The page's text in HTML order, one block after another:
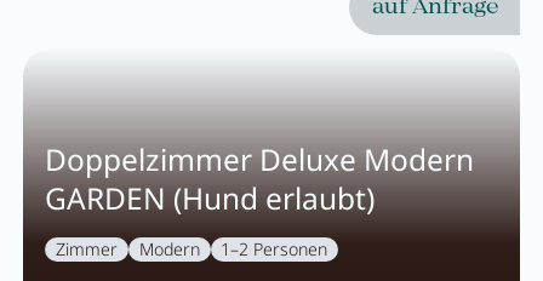
Zillertal
Doppelzimmer Deluxe Modern
GARDEN (Hund erlaubt)
auf Anfrage
Zimmer Modern 1–2 Personen